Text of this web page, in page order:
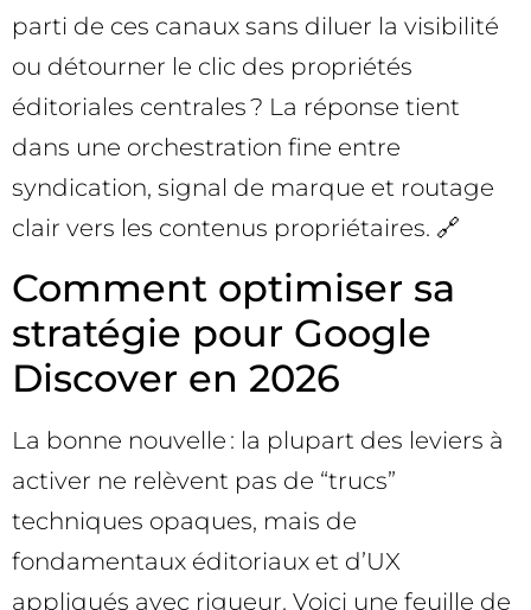
parti de ces canaux sans diluer la visibilité
ou détourner le clic des propriétés
éditoriales centrales ? La réponse tient
dans une orchestration fine entre
syndication, signal de marque et routage
clair vers les contenus propriétaires. 🔗
Comment optimiser sa
stratégie pour Google
Discover en 2026
La bonne nouvelle : la plupart des leviers à
activer ne relèvent pas de “trucs”
techniques opaques, mais de
fondamentaux éditoriaux et d’UX
appliqués avec rigueur. Voici une feuille de